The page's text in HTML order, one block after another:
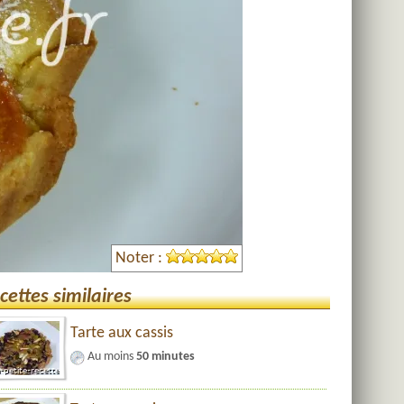
Noter :
similaires
Tarte aux cassis
Au moins 50 minutes